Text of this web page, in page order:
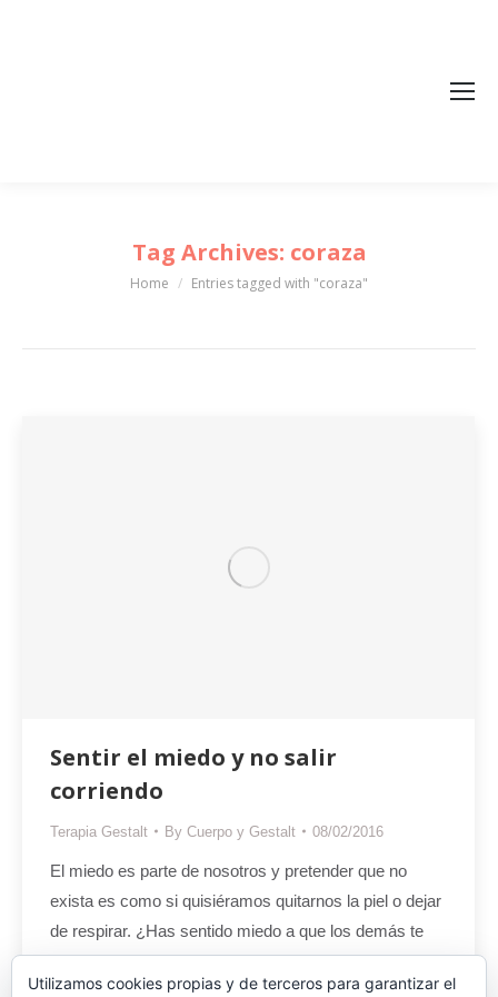
Tag Archives: coraza
You are here:
Home Entries tagged with "coraza"
Sentir el miedo y no salir
corriendo
Terapia Gestalt By Cuerpo y Gestalt 08/02/2016
El miedo es parte de nosotros y pretender que no
exista es como si quisiéramos quitarnos la piel o dejar
de respirar. ¿Has sentido miedo a que los demás te
rechacen? ¿miedo a que tu pareja te abandone?
¿miedo a la muerte? ¿miedo a la vida? ¿miedo al
Utilizamos cookies propias y de terceros para garantizar el